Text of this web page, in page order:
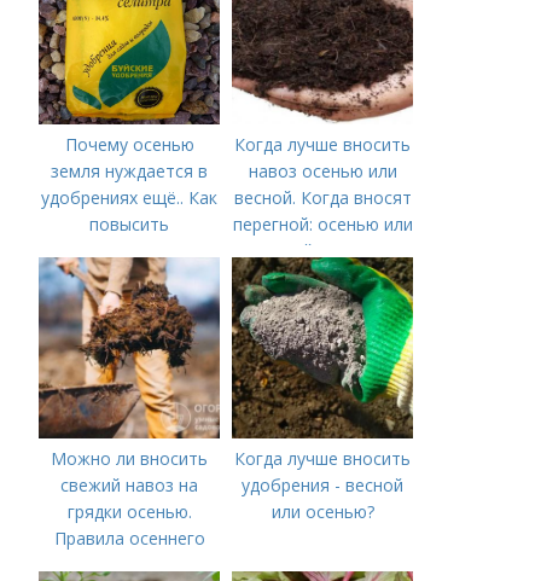
Почему осенью
земля нуждается в
удобрениях ещё.. Как
повысить
осенью
Когда лучше вносить
навоз осенью или
весной. Когда вносят
перегной: осенью или
весной, правила
внесения удобрений
Можно ли вносить
свежий навоз на
грядки осенью.
Правила осеннего
Когда лучше вносить
удобрения - весной
или осенью?